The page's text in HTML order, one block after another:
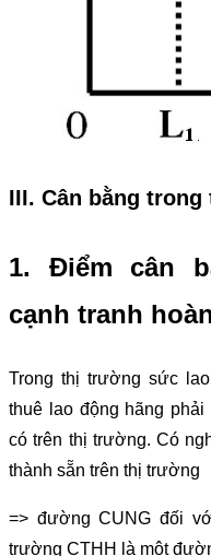
III. Cân bằng
1. Điểm cân
cạnh tranh
Trong thị trường sức
thuê lao động hãng
có trên thị trường. Có
thành sẵn trên thị trường
=> đường CUNG đối
trường CTHH là một